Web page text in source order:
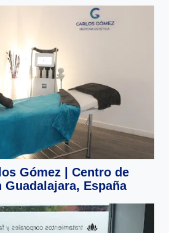
Gómez | Centro de
Guadalajara, España